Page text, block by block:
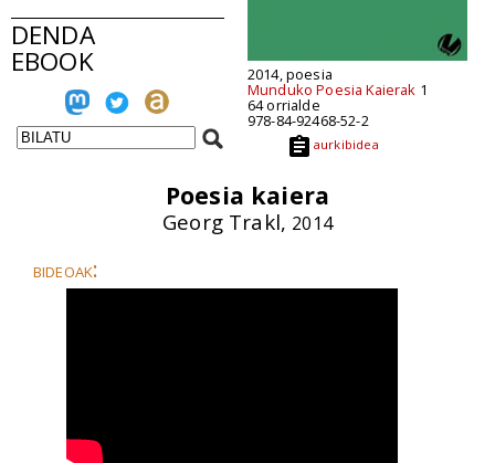
DENDA
EBOOK 2014, poesia
Munduko Poesia Kaierak 1
64 orrialde
978-84-92468-52-2
aurkibidea
Poesia kaiera
Georg Trakl, 2014
bideoak: